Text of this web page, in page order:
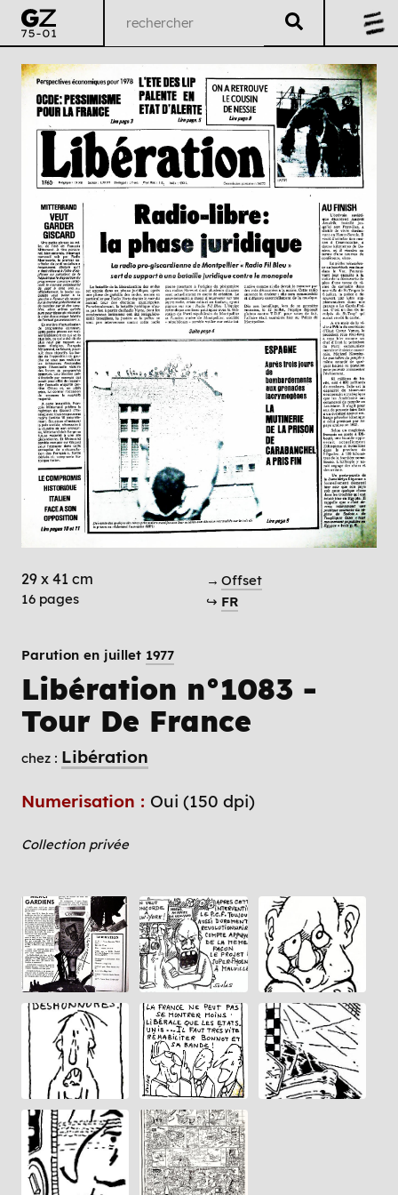
29 x 41 cm
16 pages
→ Offset
↪ FR
Parution en juillet 1977
Libération n°1083 -
Tour De France
chez : Libération
Numerisation : Oui (150 dpi)
Collection privée